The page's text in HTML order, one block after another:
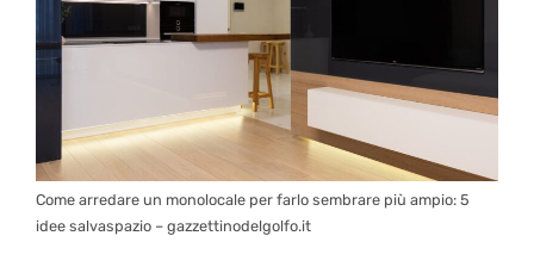
Come arredare un monolocale per farlo sembrare più ampio: 5
idee salvaspazio – gazzettinodelgolfo.it